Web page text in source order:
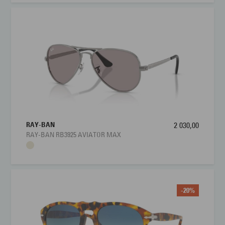
RAY-BAN
RAY-BAN RB3925 AVIATOR MAX
2 030,00
-20%